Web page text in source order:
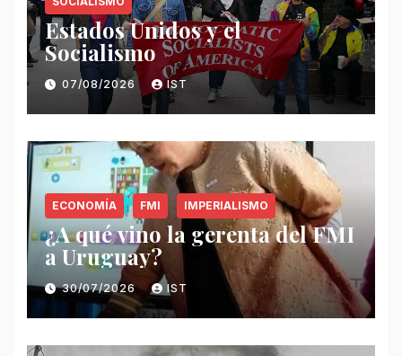
Estados Unidos y el
Socialismo
07/08/2026 IST
ECONOMÍA FMI IMPERIALISMO
¿A qué vino la gerenta del FMI
a Uruguay?
30/07/2026 IST